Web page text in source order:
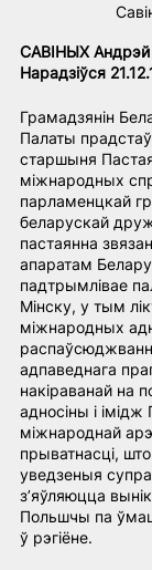
САВІНЫХ Андрэй
Нарадзіўся
Грамадзянін
Палаты
старшыня
міжнародных
парламенцкай
беларускай
пастаянна
апаратам
падтрымлівае
Мінску, у тым
міжнародных
адпаведнага
накіраванай на
адносіны і
міжнароднай
прыватнасці,
уведзеныя
з’яўляюцца
Польшчы па
ў рэгіёне.